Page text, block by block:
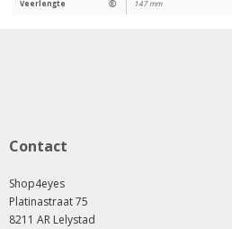
Veerlengte Ⓔ 147 mm
Contact
Shop4eyes
Platinastraat 75
8211 AR Lelystad